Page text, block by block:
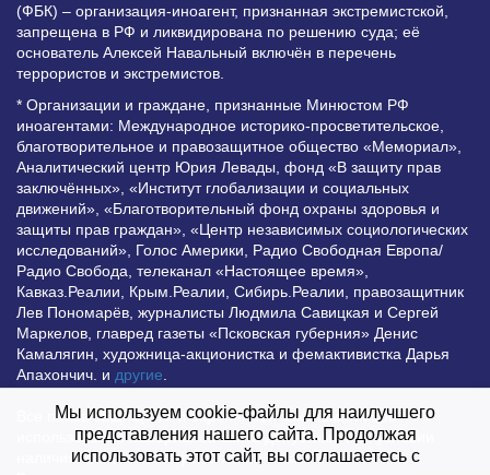
(ФБК) – организация-иноагент, признанная экстремистской,
запрещена в РФ и ликвидирована по решению суда; её
основатель Алексей Навальный включён в перечень
террористов и экстремистов.
* Организации и граждане, признанные Минюстом РФ
иноагентами: Международное историко-просветительское,
благотворительное и правозащитное общество «Мемориал»,
Аналитический центр Юрия Левады, фонд «В защиту прав
заключённых», «Институт глобализации и социальных
движений», «Благотворительный фонд охраны здоровья и
защиты прав граждан», «Центр независимых социологических
исследований», Голос Америки, Радио Свободная Европа/
Радио Свобода, телеканал «Настоящее время»,
Кавказ.Реалии, Крым.Реалии, Сибирь.Реалии, правозащитник
Лев Пономарёв, журналисты Людмила Савицкая и Сергей
Маркелов, главред газеты «Псковская губерния» Денис
Камалягин, художница-акционистка и фемактивистка Дарья
Апахончич. и другие
Все права защищены и охраняются законом. Любое
использование материалов сайта допустимо при условии
наличия активной гиперссылки на Vesti.UZ.
Мы используем cookie-файлы для наилучшего
представления нашего сайта. Продолжая
использовать этот сайт, вы соглашаетесь с